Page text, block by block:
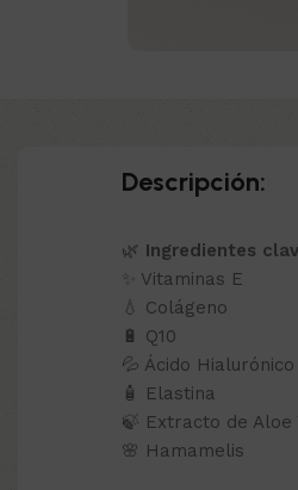
Descripción:
🌿 Ingredientes
✨ Vitaminas E
💧 Colágeno
🔋 Q10
💦 Ácido Hialurónico
🧴 Elastina
🍃 Extracto de Aloe
🌸 Hamamelis